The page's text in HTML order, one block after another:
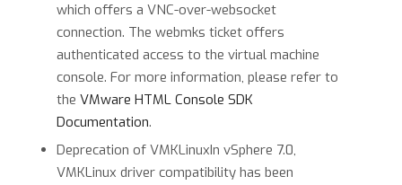
which offers a VNC-over-websocket
connection. The webmks ticket offers
authenticated access to the virtual machine
console. For more information, please refer to
the VMware HTML Console SDK
Documentation.
Deprecation of VMKLinuxIn vSphere 7.0,
VMKLinux driver compatibility has been